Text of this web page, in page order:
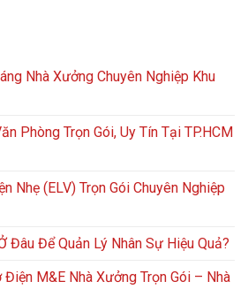
Nhà Xưởng Chuyên Nghiệp Khu
Phòng Trọn Gói, Uy Tín Tại TP.HCM
Nhẹ (ELV) Trọn Gói Chuyên Nghiệp
Đâu Để Quản Lý Nhân Sự Hiệu Quả?
Điện M&E Nhà Xưởng Trọn Gói – Nhà